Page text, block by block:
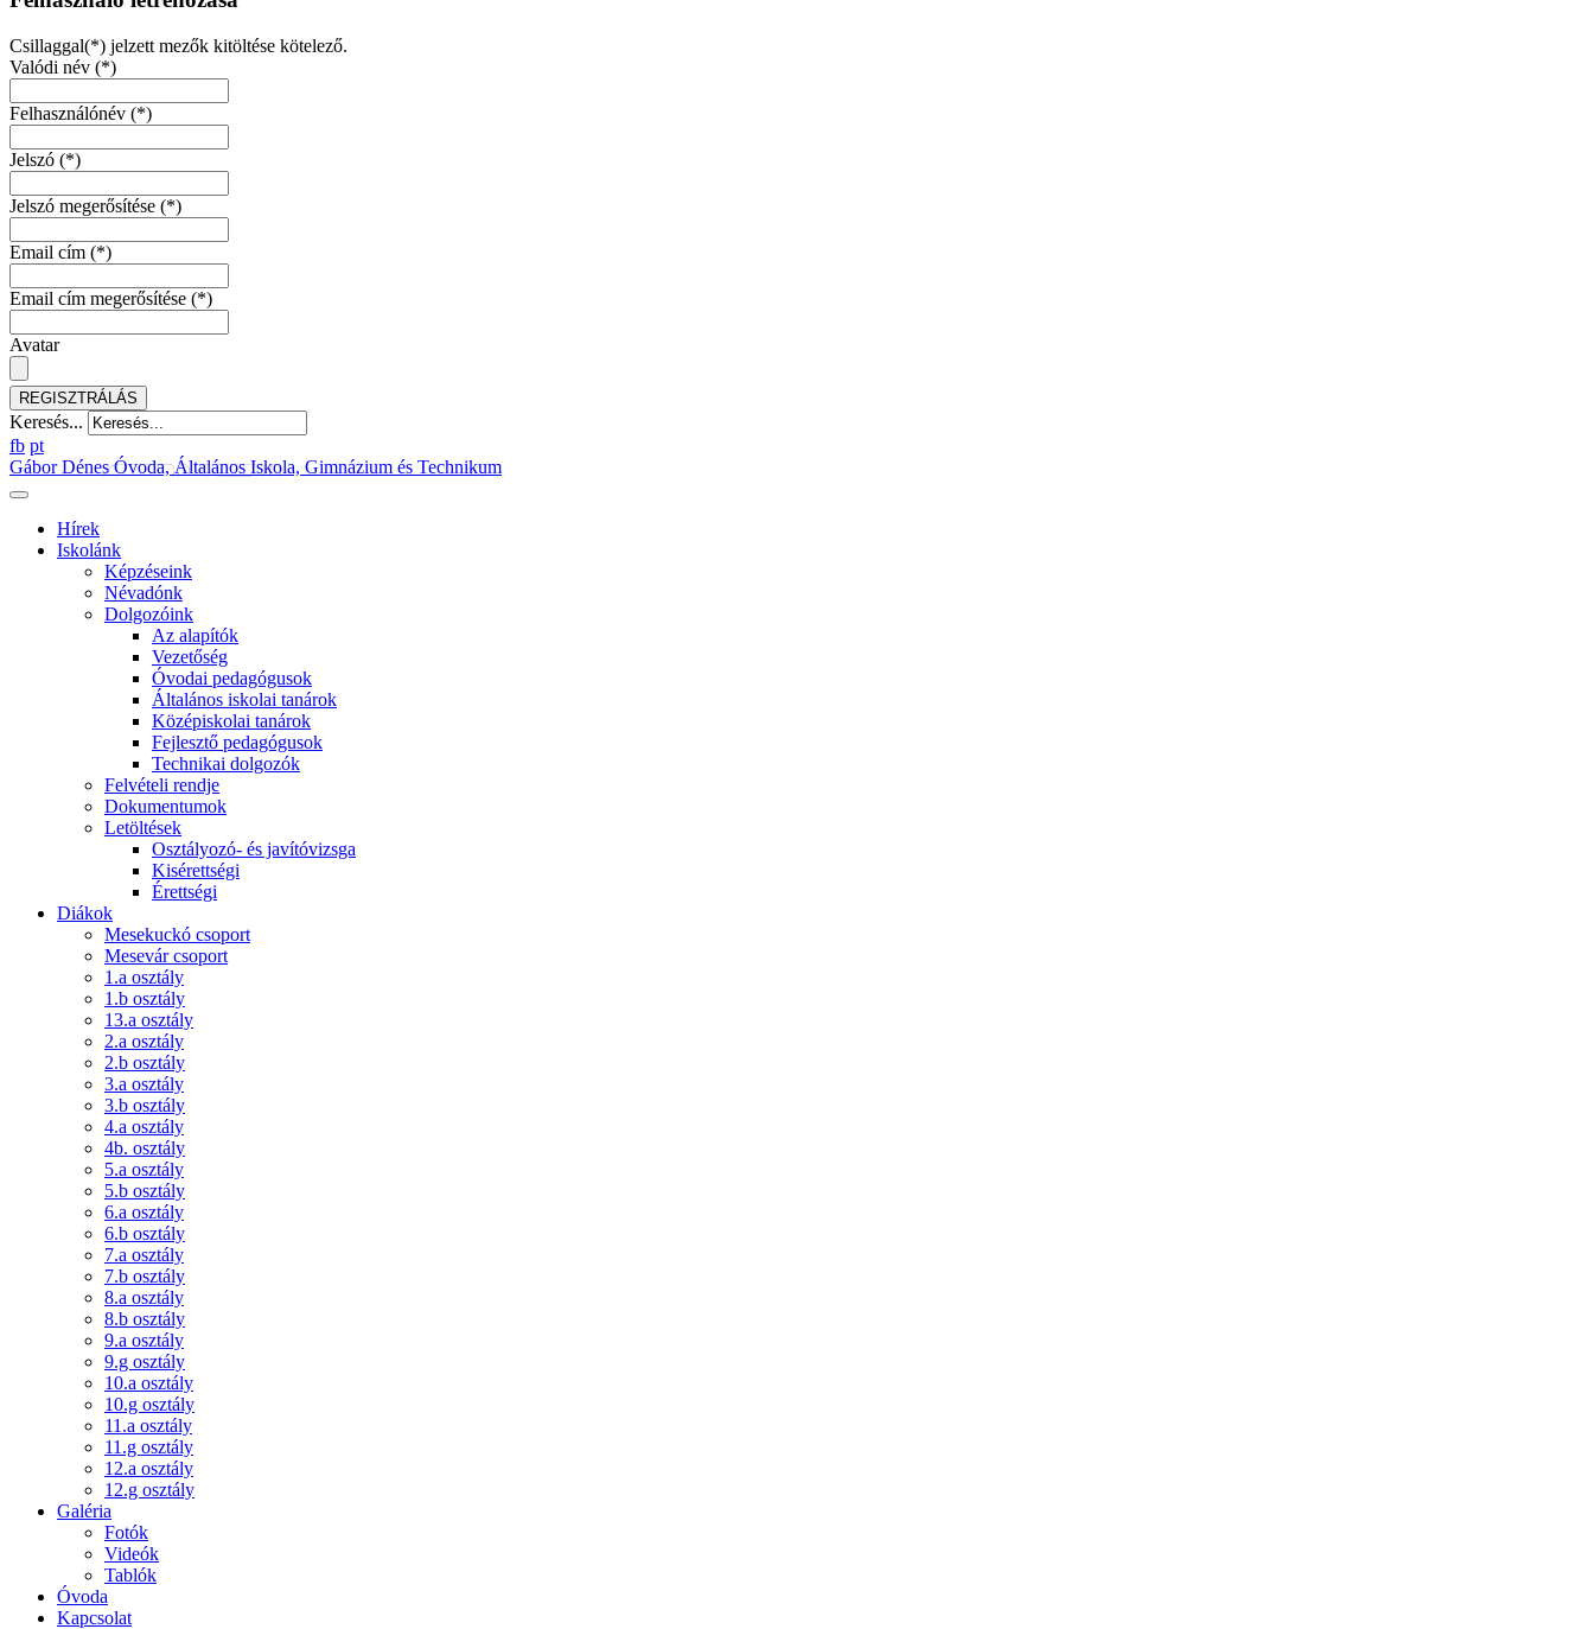
Csillaggal(*) jelzett mezők kitöltése kötelező.
Valódi név (*)
Felhasználónév (*)
Jelszó (*)
Jelszó megerősítése (*)
Email cím (*)
Email cím megerősítése (*)
Avatar
REGISZTRÁLÁS
Keresés...
fb pt
Gábor Dénes Óvoda, Általános Iskola, Gimnázium és Technikum
Hírek
Iskolánk
Képzéseink
Névadónk
Dolgozóink
Az alapítók
Vezetőség
Óvodai pedagógusok
Általános iskolai tanárok
Középiskolai tanárok
Fejlesztő pedagógusok
Technikai dolgozók
Felvételi rendje
Dokumentumok
Letöltések
Osztályozó- és javítóvizsga
Kisérettségi
Érettségi
Diákok
Mesekuckó csoport
Mesevár csoport
1.a osztály
1.b osztály
13.a osztály
2.a osztály
2.b osztály
3.a osztály
3.b osztály
4.a osztály
4b. osztály
5.a osztály
5.b osztály
6.a osztály
6.b osztály
7.a osztály
7.b osztály
8.a osztály
8.b osztály
9.a osztály
9.g osztály
10.a osztály
10.g osztály
11.a osztály
11.g osztály
12.a osztály
12.g osztály
Galéria
Fotók
Videók
Tablók
Óvoda
Kapcsolat